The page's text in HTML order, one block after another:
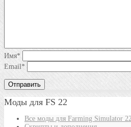
Имя*
Email*
Моды для FS 22
Все моды для Farming Simulator 22